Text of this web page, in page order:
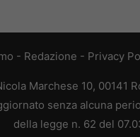
- Redazione - Privacy
Marchese 10, 00141
senza alcuna
della legge n. 62 del